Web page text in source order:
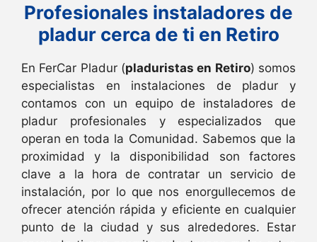
Profesionales instaladores de
pladur cerca de ti en Retiro
En FerCar Pladur (pladuristas en Retiro) somos
especialistas en instalaciones de pladur y
contamos con un equipo de instaladores de
pladur profesionales y especializados que
operan en toda la Comunidad. Sabemos que la
proximidad y la disponibilidad son factores
clave a la hora de contratar un servicio de
instalación, por lo que nos enorgullecemos de
ofrecer atención rápida y eficiente en cualquier
punto de la ciudad y sus alrededores. Estar